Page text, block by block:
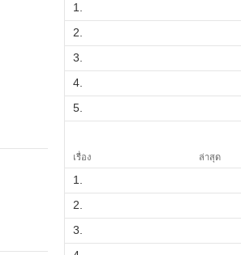
1.
2.
3.
4.
5.
เรื่อง ล่าสุด
1.
2.
3.